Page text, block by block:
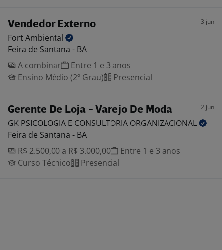
Vendedor Externo 3 jun
FortAmbiental
Feira de Santana - BA
A combinar
Entre 1 e 3 anos
Ensino Médio (2º Grau)
Presencial
Gerente De Loja - Varejo De Moda 2 jun
GK PSICOLOGIA E CONSULTORIA ORGANIZACIONAL
Feira de Santana - BA
R$ 2.500,00 a R$ 3.000,00
Entre 1 e 3 anos
Curso Técnico
Presencial